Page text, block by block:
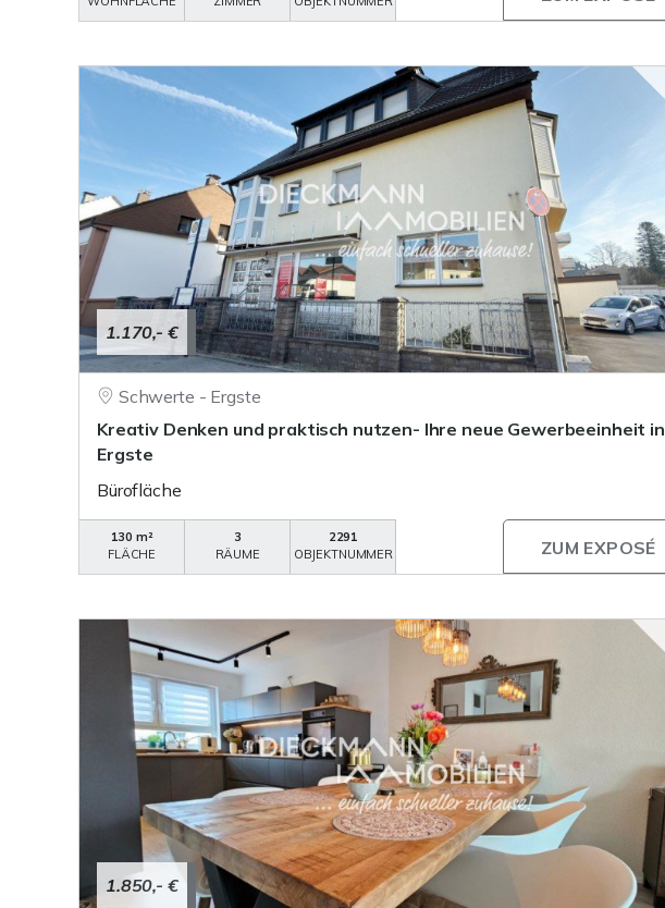
1.170,- €
Schwerte - Ergste
Kreativ Denken und praktisch nutzen- Ihre neue Gewerbeeinheit in
Ergste
Bürofläche
130 m²
FLÄCHE
3
RÄUME
2291
OBJEKTNUMMER
ZUM EXPOSÉ
1.850,- €